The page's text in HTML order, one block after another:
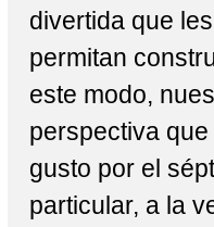
divertida que
permitan
este modo,
perspectiva
gusto por el
particular, a la